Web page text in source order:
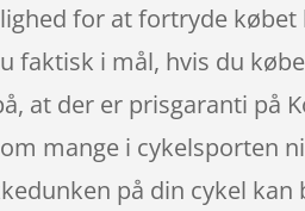
for at fortryde
faktisk i mål, hvis du
at der er prisgaranti på
mange i cykelsporten
på din cykel